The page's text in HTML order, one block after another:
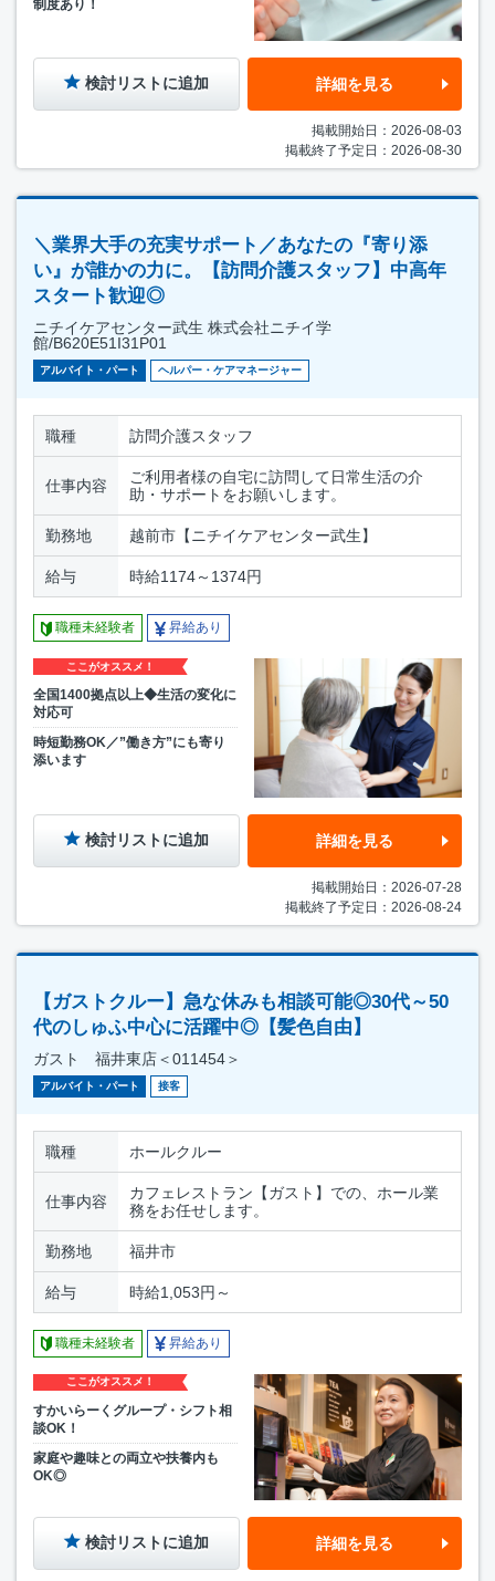
制度あり！
検討リストに追加 詳細を見る
掲載開始日：2026-08-03
掲載終了予定日：2026-08-30
＼業界大手の充実サポート／あなたの『寄り添
い』が誰かの力に。【訪問介護スタッフ】中高年
スタート歓迎◎
ニチイケアセンター武生 株式会社ニチイ学
館/B620E51I31P01
アルバイト・パート ヘルパー・ケアマネージャー
職種 訪問介護スタッフ
仕事内容
ご利用者様の自宅に訪問して日常生活の介
助・サポートをお願いします。
勤務地 越前市【ニチイケアセンター武生】
給与 時給1174～1374円
職種未経験者 昇給あり
ここがオススメ！
全国1400拠点以上◆生活の変化に
対応可
時短勤務OK／”働き方”にも寄り
添います
検討リストに追加 詳細を見る
掲載開始日：2026-07-28
掲載終了予定日：2026-08-24
【ガストクルー】急な休みも相談可能◎30代～50
代のしゅふ中心に活躍中◎【髪色自由】
ガスト 福井東店＜011454＞
アルバイト・パート 接客
職種 ホールクルー
仕事内容
カフェレストラン【ガスト】での、ホール業
務をお任せします。
勤務地 福井市
給与 時給1,053円～
職種未経験者 昇給あり
ここがオススメ！
すかいらーくグループ・シフト相
談OK！
家庭や趣味との両立や扶養内も
OK◎
検討リストに追加 詳細を見る